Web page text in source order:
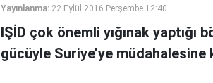
Yayınlanma: 22 Eylül 2016 Perşembe 12:40
IŞİD çok önemli yığınak
gücüyle Suriye’ye müdahalesine